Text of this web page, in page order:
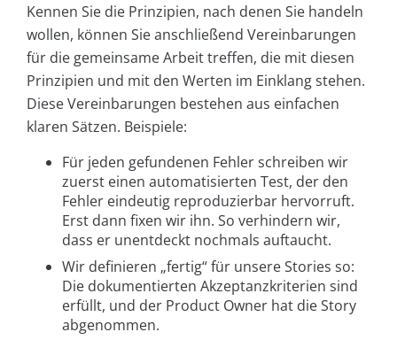
Kennen Sie die Prinzipien, nach denen Sie handeln
wollen, können Sie anschließend Vereinbarungen
für die gemeinsame Arbeit treffen, die mit diesen
Prinzipien und mit den Werten im Einklang stehen.
Diese Vereinbarungen bestehen aus einfachen
klaren Sätzen. Beispiele:
Für jeden gefundenen Fehler schreiben wir
zuerst einen automatisierten Test, der den
Fehler eindeutig reproduzierbar hervorruft.
Erst dann fixen wir ihn. So verhindern wir,
dass er unentdeckt nochmals auftaucht.
Wir definieren „fertig“ für unsere Stories so:
Die dokumentierten Akzeptanzkriterien sind
erfüllt, und der Product Owner hat die Story
abgenommen.